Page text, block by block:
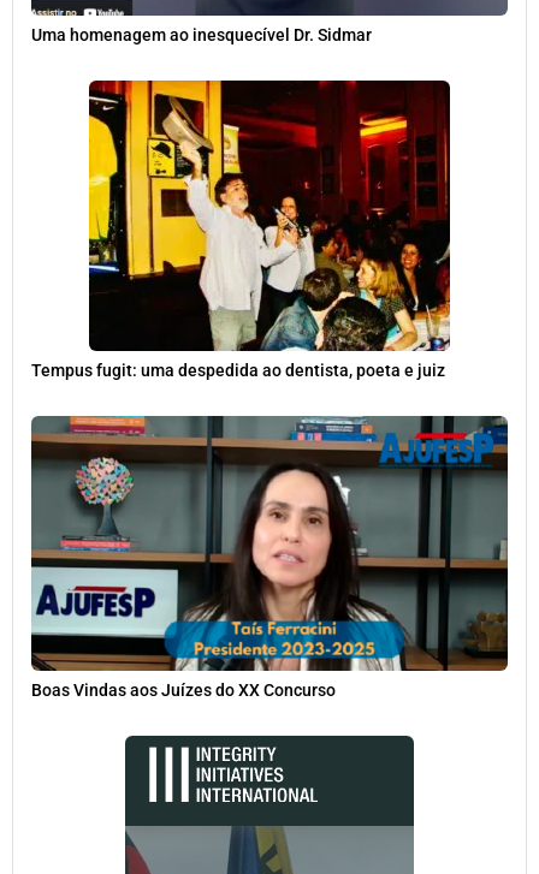
Uma homenagem ao inesquecível Dr. Sidmar
Tempus fugit: uma despedida ao dentista, poeta e juiz
Boas Vindas aos Juízes do XX Concurso